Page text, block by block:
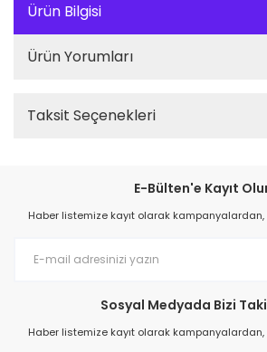
Ürün Bilgisi
Ürün Yorumları
Taksit Seçenekleri
E-Bülten'e Kayıt
Haber listemize kayıt olarak
Sosyal Medyada Bizi
Haber listemize kayıt olarak